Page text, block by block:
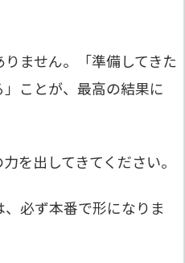
ません。「準備してきた
ことが、最高の結果に
を出してきてください。
必ず本番で形になりま